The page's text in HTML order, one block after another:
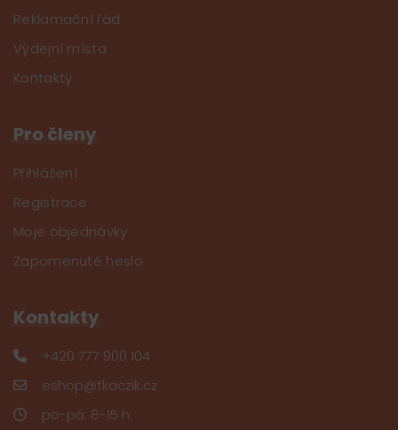
Reklamační řád
Výdejní místa
Kontakty
Pro členy
Přihlášení
Registrace
Moje objednávky
Zapomenuté heslo
Kontakty
+420 777 900 104
eshop@tkaczik.cz
po-pá: 8-15 h.